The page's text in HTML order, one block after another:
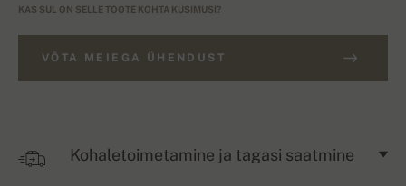
KAS SUL ON SELLE TOOTE KOHTA KÜSIMUSI?
VÕTA MEIEGA ÜHENDUST
Kohaletoimetamine ja tagasi saatmine